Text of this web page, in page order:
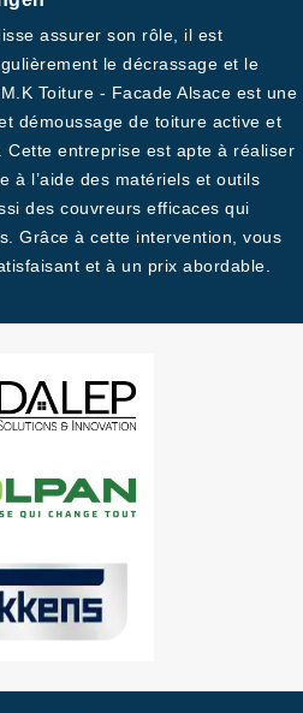
assurer son rôle, il est
le décrassage et le
Toiture - Facade Alsace est une
démoussage de toiture active et
Cette entreprise est apte à réaliser
à l’aide des matériels et outils
des couvreurs efficaces qui
Grâce à cette intervention, vous
et à un prix abordable.